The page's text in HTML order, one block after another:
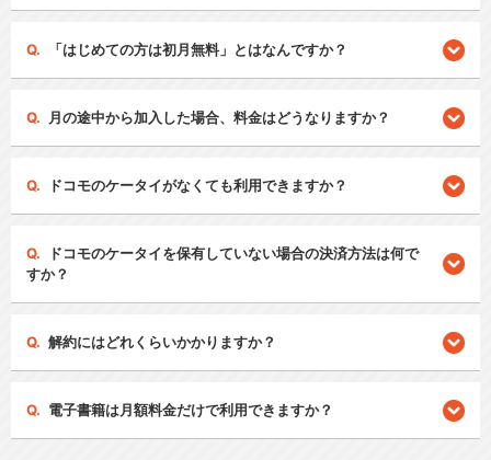
「はじめての方は初月無料」とはなんですか？
月の途中から加入した場合、料金はどうなりますか？
ドコモのケータイがなくても利用できますか？
ドコモのケータイを保有していない場合の決済方法は何で
すか？
解約にはどれくらいかかりますか？
電子書籍は月額料金だけで利用できますか？